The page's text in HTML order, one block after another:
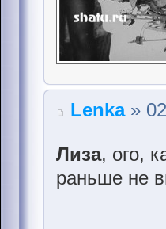
Lenka»
Лиза, ого,
раньше не